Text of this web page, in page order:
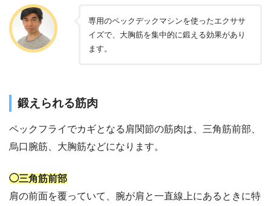
専用のペックデックマシンを使ったエクササ
イズで、大胸筋を集中的に鍛える効果があり
ます。
鍛えられる筋肉
ペックフライでカギとなる肩関節の筋肉は、三角筋前部、
烏口腕筋、大胸筋などになります。
◯三角筋前部
肩の前面を覆っていて、腕が肩と一直線上にあるときに特